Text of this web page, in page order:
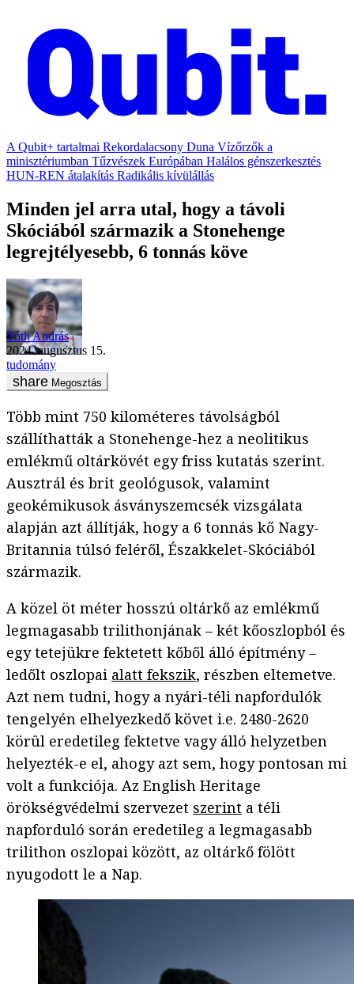
A Qubit+ tartalmai Rekordalacsony Duna Vízőrzők a
minisztériumban Tűzvészek Európában Halálos génszerkesztés
HUN-REN átalakítás Radikális kívülállás
Minden jel arra utal, hogy a távoli
Skóciából származik a Stonehenge
legrejtélyesebb, 6 tonnás köve
Tóth András
2024. augusztus 15.
tudomány
Megosztás
Több mint 750 kilométeres távolságból
szállíthatták a Stonehenge-hez a neolitikus
emlékmű oltárkövét egy friss kutatás szerint.
Ausztrál és brit geológusok, valamint
geokémikusok ásványszemcsék vizsgálata
alapján azt állítják, hogy a 6 tonnás kő Nagy-
Britannia túlsó feléről, Északkelet-Skóciából
származik.
A közel öt méter hosszú oltárkő az emlékmű
legmagasabb trilithonjának – két kőoszlopból és
egy tetejükre fektetett kőből álló építmény –
ledőlt oszlopai alatt fekszik, részben eltemetve.
Azt nem tudni, hogy a nyári-téli napfordulók
tengelyén elhelyezkedő követ i.e. 2480-2620
körül eredetileg fektetve vagy álló helyzetben
helyezték-e el, ahogy azt sem, hogy pontosan mi
volt a funkciója. Az English Heritage
örökségvédelmi szervezet szerint a téli
napforduló során eredetileg a legmagasabb
trilithon oszlopai között, az oltárkő fölött
nyugodott le a Nap.